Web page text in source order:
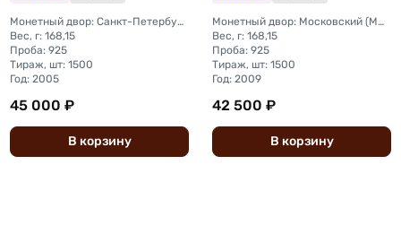
Монетный двор: Санкт-Петербургский (СПМД)
Вес, г: 168,15
Проба: 925
Тираж, шт: 1500
Год: 2005
45 000 ₽
В корзину
Монетный двор: Московский (ММД)
Вес, г: 168,15
Проба: 925
Тираж, шт: 1500
Год: 2009
42 500 ₽
В корзину